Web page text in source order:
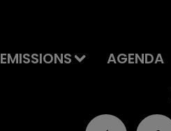
EMISSIONS AGENDA